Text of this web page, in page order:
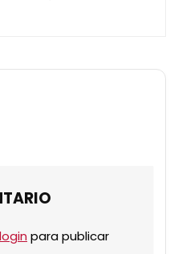
login para publicar